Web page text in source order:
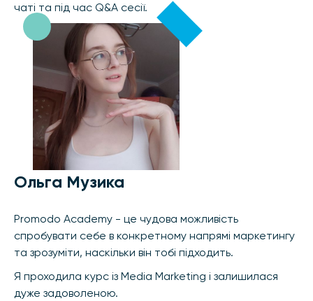
чаті та під час Q&A сесії.
Ольга Музика
Promodo Academy - це чудова можливість
спробувати себе в конкретному напрямі маркетингу
та зрозуміти, наскільки він тобі підходить.
Я проходила курс із Media Marketing і залишилася
дуже задоволеною.